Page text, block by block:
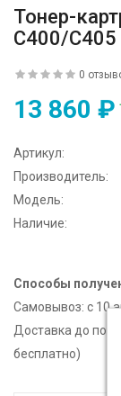
Тонер-
C400/
0
13 860 ₽
Артикул:
Производитель:
Модель:
Наличие:
Способы
Самовывоз: c 10
Доставка до
бесплатно)